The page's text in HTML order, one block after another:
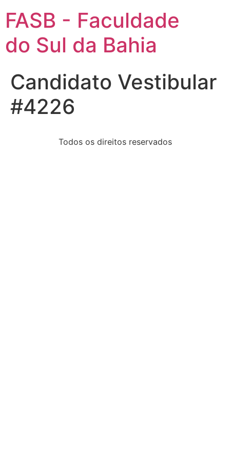
FASB - Faculdade
do Sul da Bahia
Candidato Vestibular
#4226
Todos os direitos reservados